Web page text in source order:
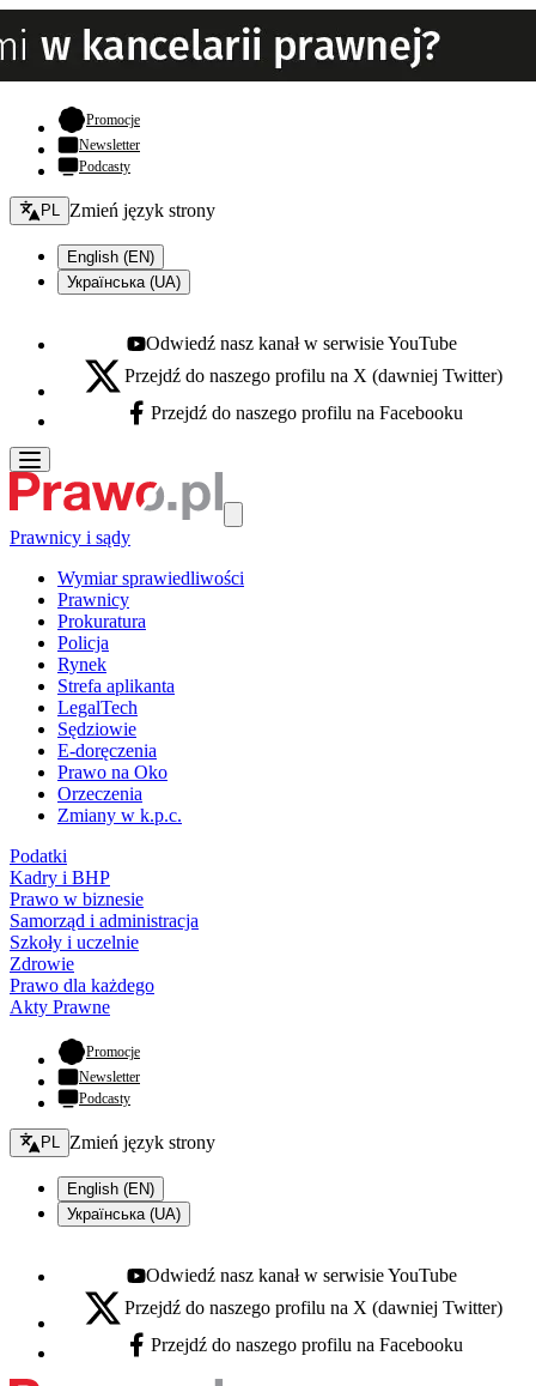
Promocje- otwiera się w nowej karcie
Newsletter
Podcasty
Zmień język - bieżący:
PL Zmień język strony
English (EN)
Українська (UA)
Youtube - otwiera się w nowej karcie
Odwiedź nasz kanał w serwisie YouTube
X - otwiera się w nowej karcie
Przejdź do naszego profilu na X (dawniej Twitter)
Facebook - otwiera się w nowej karcie
Przejdź do naszego profilu na Facebooku
Prawnicy i sądy
Wymiar sprawiedliwości
Prawnicy
Prokuratura
Policja
Rynek
Strefa aplikanta
LegalTech
Sędziowie
E-doręczenia
Prawo na Oko
Orzeczenia
Zmiany w k.p.c.
Podatki
Kadry i BHP
Prawo w biznesie
Samorząd i administracja
Szkoły i uczelnie
Zdrowie
Prawo dla każdego
Akty Prawne
Promocje- otwiera się w nowej karcie
Newsletter
Podcasty
Zmień język - bieżący:
PL Zmień język strony
English (EN)
Українська (UA)
Youtube - otwiera się w nowej karcie
Odwiedź nasz kanał w serwisie YouTube
X - otwiera się w nowej karcie
Przejdź do naszego profilu na X (dawniej Twitter)
Facebook - otwiera się w nowej karcie
Przejdź do naszego profilu na Facebooku